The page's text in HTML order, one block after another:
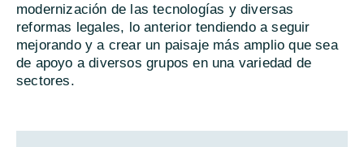
modernización de las tecnologías y diversas
reformas legales, lo anterior tendiendo a seguir
mejorando y a crear un paisaje más amplio que sea
de apoyo a diversos grupos en una variedad de
sectores.